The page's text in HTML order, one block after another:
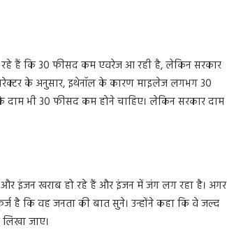
हैं कि 30 फीसद कम एवरेज आ रही है, लेकिन सरकार
के अनुसार, इथेनॉल के कारण माइलेज लगभग 30
भी 30 फीसद कम होने चाहिए। लेकिन सरकार दाम
इंजन खराब हो रहे हैं और इंजन में जंग लग रहा है। अगर
है कि वह जनता की बात सुने। उन्होंने कहा कि वे जल्द
जाए।